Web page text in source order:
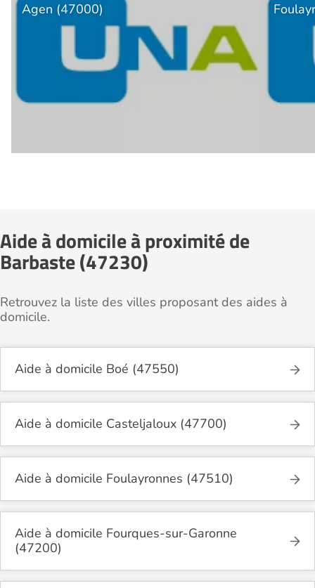
Agen (47000)
Aide à domicile à proximité de
Barbaste (47230)
Retrouvez la liste des villes proposant des aides à
domicile.
Aide à domicile Boé (47550)
Aide à domicile Casteljaloux (47700)
Aide à domicile Foulayronnes (47510)
Aide à domicile Fourques-sur-Garonne
(47200)